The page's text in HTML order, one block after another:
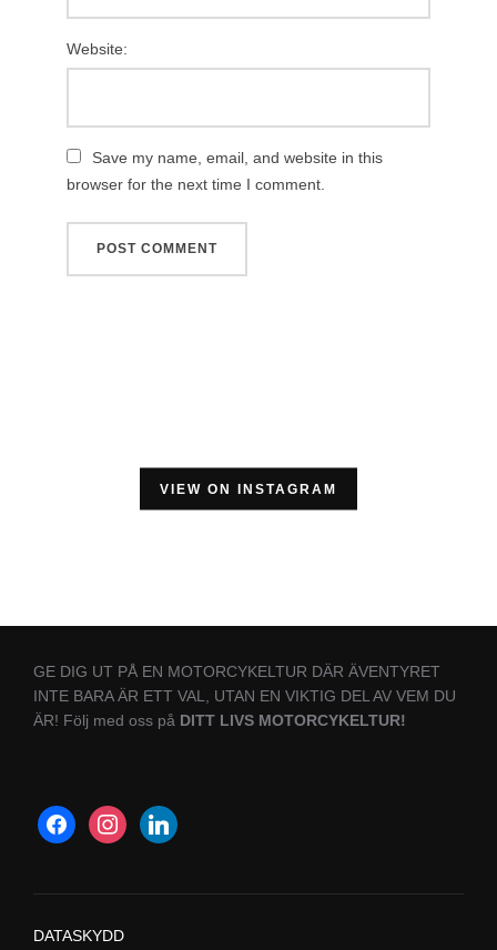
Website:
Save my name, email, and website in this
browser for the next time I comment.
VIEW ON INSTAGRAM
GE DIG UT PÅ EN MOTORCYKELTUR DÄR ÄVENTYRET
INTE BARA ÄR ETT VAL, UTAN EN VIKTIG DEL AV VEM DU
ÄR! Följ med oss på DITT LIVS MOTORCYKELTUR!
DATASKYDD